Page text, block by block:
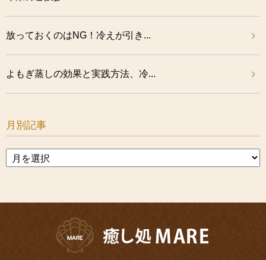
放っておくのはNG！冷えが引き...
よもぎ蒸しの効果と実践方法、冷...
月別記事